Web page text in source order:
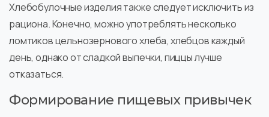
Хлебобулочные изделия также следует исключить из
рациона. Конечно, можно употреблять несколько
ломтиков цельнозернового хлеба, хлебцов каждый
день, однако от сладкой выпечки, пиццы лучше
отказаться.
Формирование пищевых привычек